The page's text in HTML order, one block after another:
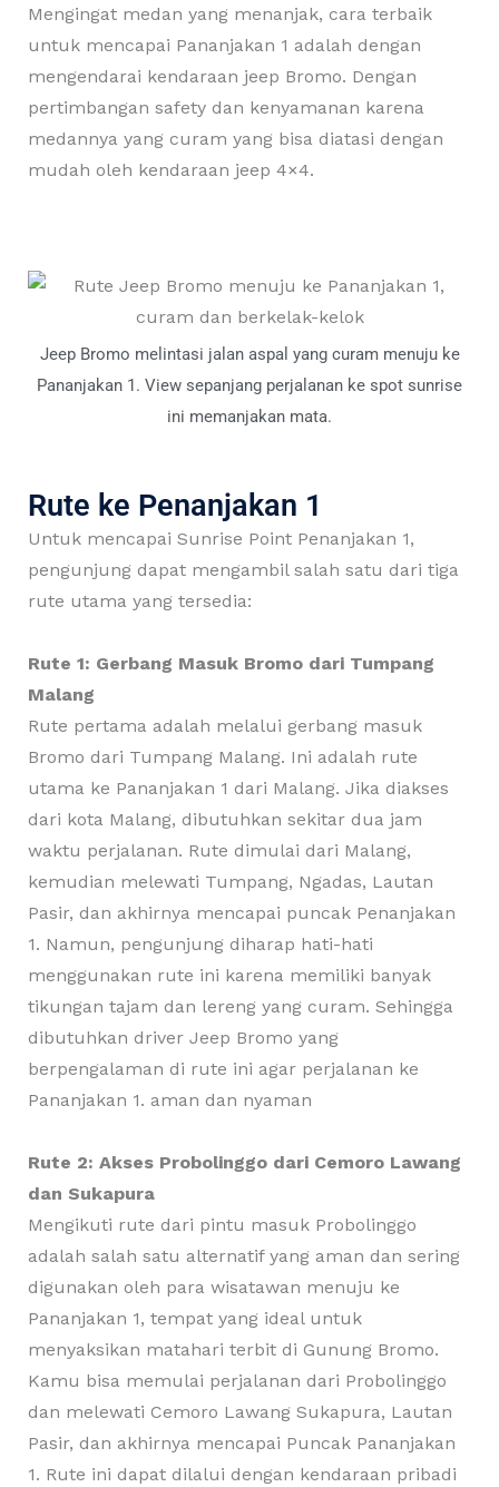
Mengingat medan yang menanjak, cara terbaik
untuk mencapai Pananjakan 1 adalah dengan
mengendarai kendaraan jeep Bromo. Dengan
pertimbangan safety dan kenyamanan karena
medannya yang curam yang bisa diatasi dengan
mudah oleh kendaraan jeep 4×4.
Jeep Bromo melintasi jalan aspal yang curam menuju ke
Pananjakan 1. View sepanjang perjalanan ke spot sunrise
ini memanjakan mata.
Rute ke Penanjakan 1
Untuk mencapai Sunrise Point Penanjakan 1,
pengunjung dapat mengambil salah satu dari tiga
rute utama yang tersedia:
Rute 1: Gerbang Masuk Bromo dari Tumpang
Malang
Rute pertama adalah melalui gerbang masuk
Bromo dari Tumpang Malang. Ini adalah rute
utama ke Pananjakan 1 dari Malang. Jika diakses
dari kota Malang, dibutuhkan sekitar dua jam
waktu perjalanan. Rute dimulai dari Malang,
kemudian melewati Tumpang, Ngadas, Lautan
Pasir, dan akhirnya mencapai puncak Penanjakan
1. Namun, pengunjung diharap hati-hati
menggunakan rute ini karena memiliki banyak
tikungan tajam dan lereng yang curam. Sehingga
dibutuhkan driver Jeep Bromo yang
berpengalaman di rute ini agar perjalanan ke
Pananjakan 1. aman dan nyaman
Rute 2: Akses Probolinggo dari Cemoro Lawang
dan Sukapura
Mengikuti rute dari pintu masuk Probolinggo
adalah salah satu alternatif yang aman dan sering
digunakan oleh para wisatawan menuju ke
Pananjakan 1, tempat yang ideal untuk
menyaksikan matahari terbit di Gunung Bromo.
Kamu bisa memulai perjalanan dari Probolinggo
dan melewati Cemoro Lawang Sukapura, Lautan
Pasir, dan akhirnya mencapai Puncak Pananjakan
1. Rute ini dapat dilalui dengan kendaraan pribadi